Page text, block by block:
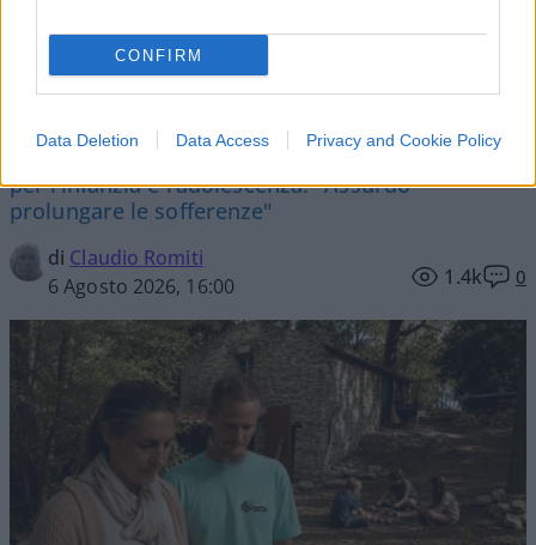
CONFIRM
Data Deletion Data Access Privacy and Cookie Policy
Famiglia nel bosco, attesa
infinita: uno dei bimbi fa
autolesionismo
La presidente della Commissione parlamentare
per l’infanzia e l’adolescenza: "Assurdo
prolungare le sofferenze"
di Claudio Romiti
6 Agosto 2026, 16:00
1.4k 0